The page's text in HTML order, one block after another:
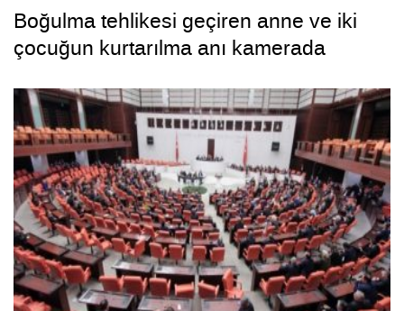
Boğulma tehlikesi geçiren anne ve iki
çocuğun kurtarılma anı kamerada